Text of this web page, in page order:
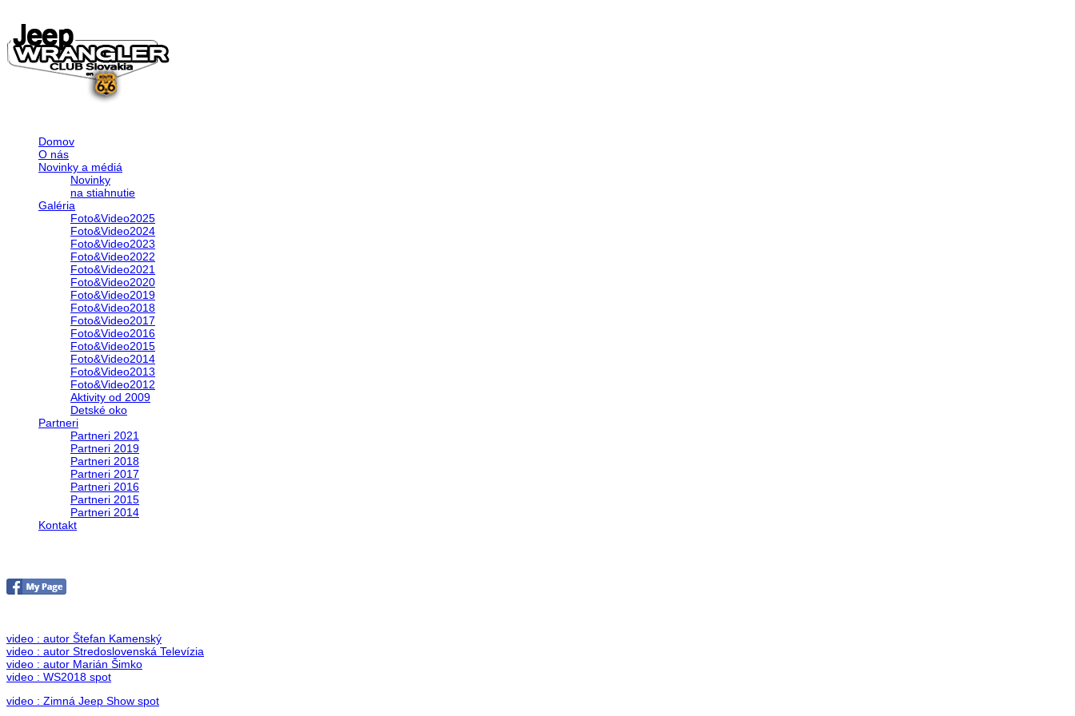
Domov
O nás
Novinky a médiá
Novinky
na stiahnutie
Galéria
Foto&Video2025
Foto&Video2024
Foto&Video2023
Foto&Video2022
Foto&Video2021
Foto&Video2020
Foto&Video2019
Foto&Video2018
Foto&Video2017
Foto&Video2016
Foto&Video2015
Foto&Video2014
Foto&Video2013
Foto&Video2012
Aktivity od 2009
Detské oko
Partneri
Partneri 2021
Partneri 2019
Partneri 2018
Partneri 2017
Partneri 2016
Partneri 2015
Partneri 2014
Kontakt
video : autor Štefan Kamenský
video : autor Stredoslovenská Televízia
video : autor Marián Šimko
video : WS2018 spot
video : Zimná Jeep Show spot